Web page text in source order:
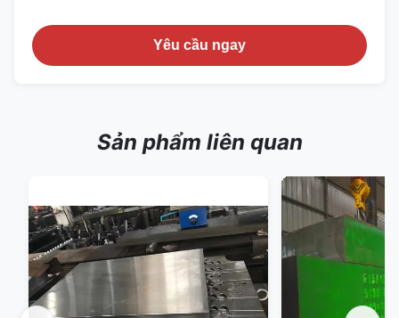
Yêu cầu ngay
Sản phẩm liên quan